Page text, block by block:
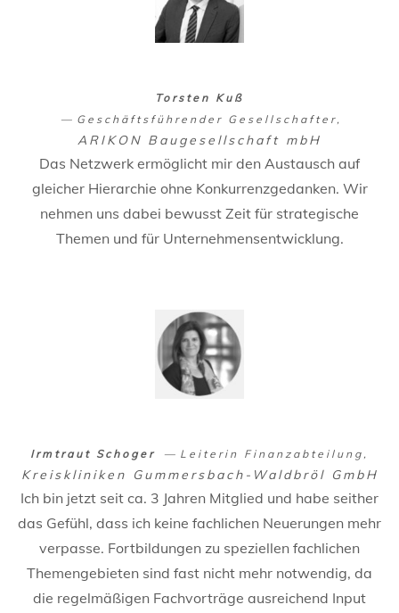
Das Netzwerk ermöglicht mir den Austausch auf
gleicher Hierarchie ohne Konkurrenzgedanken. Wir
nehmen uns dabei bewusst Zeit für strategische
Themen und für Unternehmensentwicklung.
Torsten Kuß
Geschäftsführender Gesellschafter
ARIKON Baugesellschaft mbH
Ich bin jetzt seit ca. 3 Jahren Mitglied und habe seither
das Gefühl, dass ich keine fachlichen Neuerungen mehr
verpasse. Fortbildungen zu speziellen fachlichen
Themengebieten sind fast nicht mehr notwendig, da
die regelmäßigen Fachvorträge ausreichend Input
Irmtraut Schoger Leiterin Finanzabteilung
Kreiskliniken Gummersbach-Waldbröl GmbH